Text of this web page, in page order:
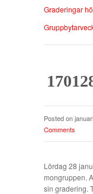
Graderingar
Posted on
Comments
Lördag 28
mongruppen.
sin gradering.